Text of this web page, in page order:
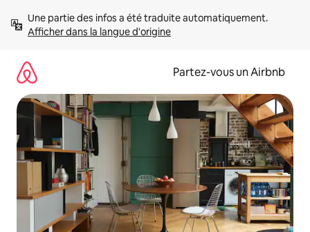
directement
Afficher dans la langue d'origine
Partez-vous un Airbnb